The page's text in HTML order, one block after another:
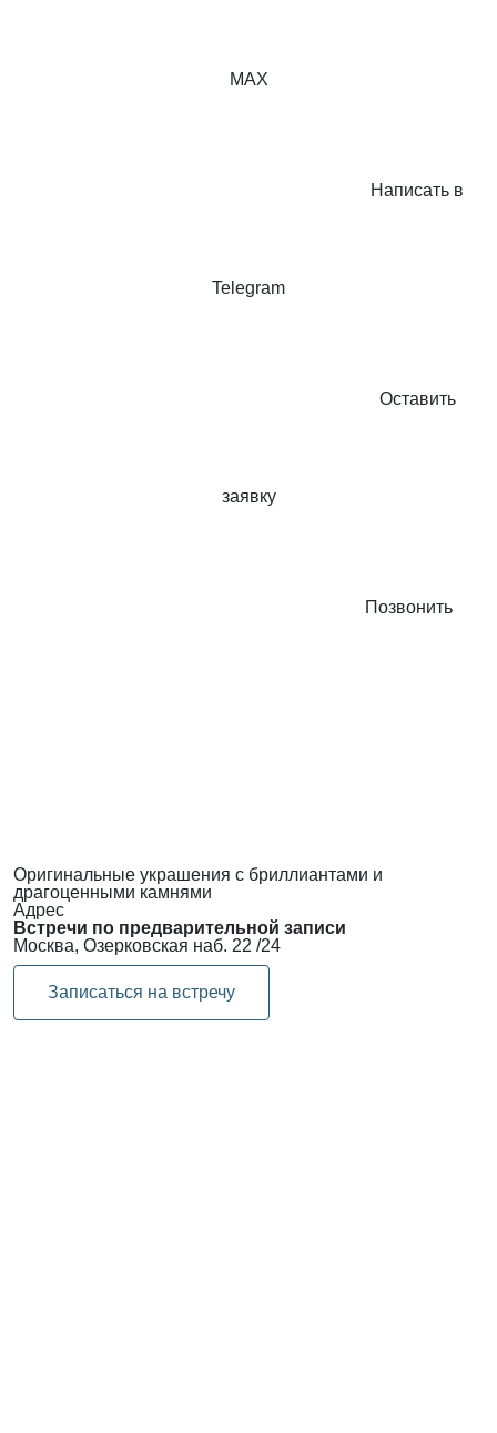
MAX
Написать в
Telegram
Оставить
заявку
Позвонить
Оригинальные украшения с бриллиантами и
драгоценными камнями
Адрес
Встречи по предварительной записи
Москва, Озерковская наб. 22 /24
Записаться на встречу